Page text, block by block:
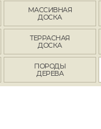
МАССИВНАЯ
ДОСКА
ТЕРРАСНАЯ
ДОСКА
ПОРОДЫ
ДЕРЕВА